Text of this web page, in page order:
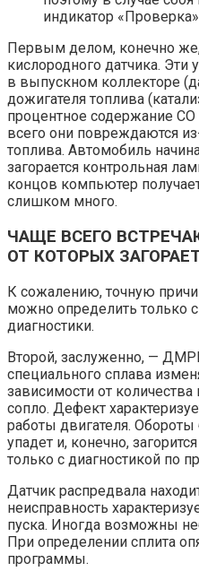
индикатор
Первым делом, конечно
кислородного датчика. Эти
в выпускном коллекторе
дожигателя топлива
процентное содержание
всего они повреждаются
топлива. Автомобиль
загорается контрольная
концов компьютер
слишком много.
ЧАЩЕ ВСЕГО
ОТ КОТОРЫХ
К сожалению, точную
можно определить
диагностики.
Второй, заслуженно, —
специального сплава
зависимости от
сопло. Дефект
работы двигателя.
упадет и, конечно,
только с диагностикой по
Датчик распредвала
неисправность
пуска. Иногда возможны
При определении сплита
программы.